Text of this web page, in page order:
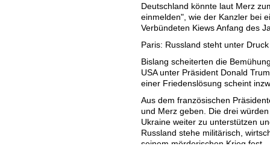
Deutschland könnte laut Merz
einmelden", wie der Kanzler bei
Verbündeten Kiews Anfang des
Paris: Russland steht unter Druck
Bislang scheiterten die
USA unter Präsident Donald
einer Friedenslösung scheint
Aus dem französischen
und Merz geben. Die drei
Ukraine weiter zu unterstützen
Russland stehe militärisch,
seinem mörderischen Krieg fest.